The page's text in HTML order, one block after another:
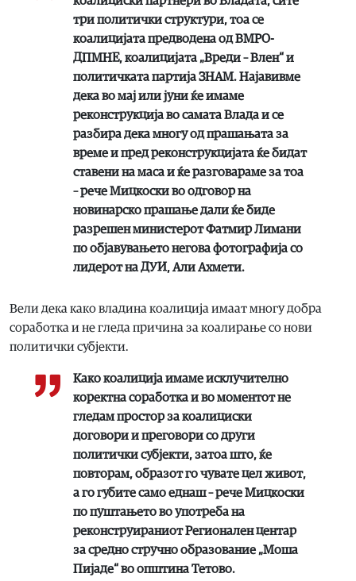
три политички структури, тоа се
коалицијата предводена од ВМРО-
ДПМНЕ, коалицијата „Вреди – Влен“ и
политичката партија ЗНАМ. Најавивме
дека во мај или јуни ќе имаме
реконструкција во самата Влада и се
разбира дека многу од прашањата за
време и пред реконструкцијата ќе бидат
ставени на маса и ќе разговараме за тоа
– рече Мицкоски во одговор на
новинарско прашање дали ќе биде
разрешен министерот Фатмир Лимани
по објавувањето негова фотографија со
лидерот на ДУИ, Али Ахмети.
Вели дека како владина коалиција имаат многу добра
соработка и не гледа причина за коалирање со нови
политички субјекти.
Како коалиција имаме исклучително
коректна соработка и во моментот не
гледам простор за коалициски
договори и преговори со други
политички субјекти, затоа што, ќе
повторам, образот го чувате цел живот,
а го губите само еднаш – рече Мицкоски
по пуштањето во употреба на
реконструираниот Регионален центар
за средно стручно образование „Моша
Пијаде“ во општина Тетово.